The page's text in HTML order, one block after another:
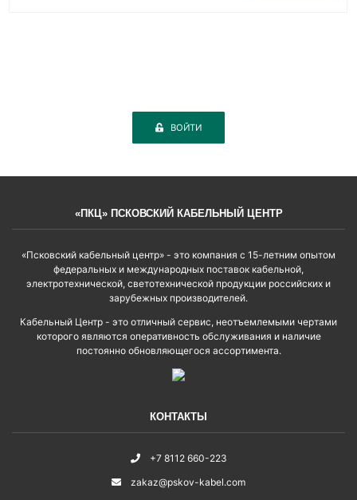
ВОЙТИ
«ПКЦ» ПСКОВСКИЙ КАБЕЛЬНЫЙ ЦЕНТР
«Псковский кабельный центр» - это компания с 15-летним опытом
федеральных и международных поставок кабельной,
электротехнической, светотехнической продукции российских и
зарубежных производителей.
Кабельный Центр - это отличный сервис, неотъемлемыми чертами
которого являются оперативность обслуживания и наличие
постоянно обновляющегося ассортимента.
КОНТАКТЫ
+7 8112 660-223
zakaz@pskov-kabel.com